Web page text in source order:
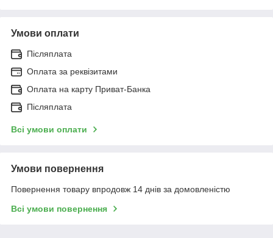
Умови оплати
Післяплата
Оплата за реквізитами
Оплата на карту Приват-Банка
Післяплата
Всі умови оплати
Умови повернення
Повернення товару впродовж 14 днів за домовленістю
Всі умови повернення